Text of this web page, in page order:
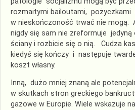
rozmaitymi bailoutami, pożyczkami
w nieskończoność trwać nie mogą.
nigdy się sam nie zreformuje
ściany i rozbicie się o nią. Cudza
kiedyś się kończy i następuje
koszt własny.
Inną, dużo mniej znaną ale
w skutkach stron greckiego
gazowe w Europie. Wiele wskazuje